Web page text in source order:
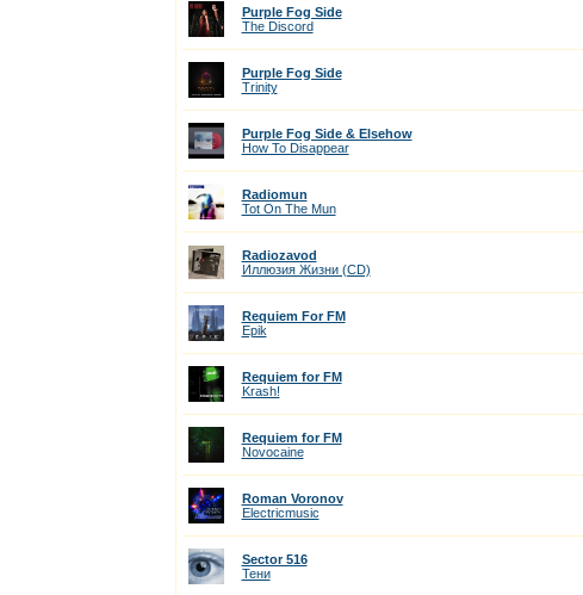
Purple Fog Side
The Discord
Purple Fog Side
Trinity
Purple Fog Side & Elsehow
How To Disappear
Radiomun
Tot On The Mun
Radiozavod
Иллюзия Жизни (CD)
Requiem For FM
Epik
Requiem for FM
Krash!
Requiem for FM
Novocaine
Roman Voronov
Electricmusic
Sector 516
Тени